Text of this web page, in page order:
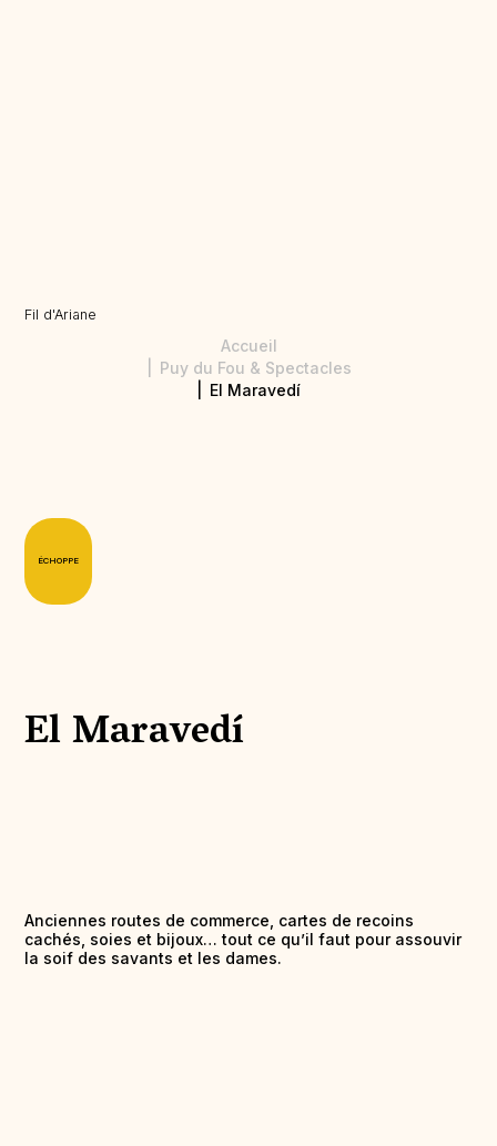
Fil d'Ariane
Accueil
Puy du Fou & Spectacles
El Maravedí
ÉCHOPPE
El Maravedí
Anciennes routes de commerce, cartes de recoins
cachés, soies et bijoux… tout ce qu’il faut pour assouvir
la soif des savants et les dames.